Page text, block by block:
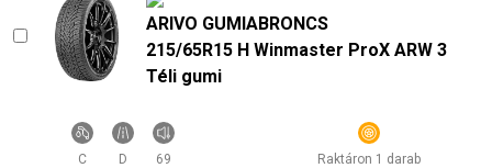
ARIVO GUMIABRONCS
215/65R15 H Winmaster ProX ARW 3
Téli gumi
C D 69 Raktáron 1 darab